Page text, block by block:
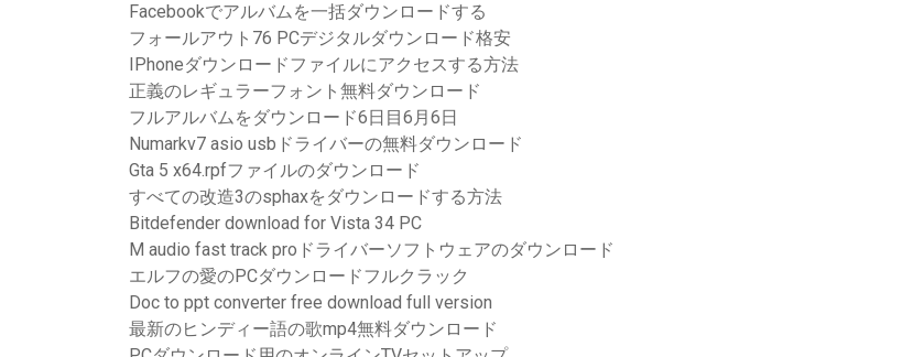
Facebookでアルバムを一括ダウンロードする
フォールアウト76 PCデジタルダウンロード格安
IPhoneダウンロードファイルにアクセスする方法
正義のレギュラーフォント無料ダウンロード
フルアルバムをダウンロード6日目6月6日
Numarkv7 asio usbドライバーの無料ダウンロード
Gta 5 x64.rpfファイルのダウンロード
すべての改造3のsphaxをダウンロードする方法
Bitdefender download for Vista 34 PC
M audio fast track proドライバーソフトウェアのダウンロード
エルフの愛のPCダウンロードフルクラック
Doc to ppt converter free download full version
最新のヒンディー語の歌mp4無料ダウンロード